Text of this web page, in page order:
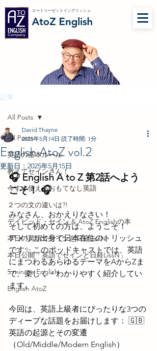
AtoZ English
エートゥーゼットイングリッシュ
記事
All Posts
英語の基本ルール
教えてセインさん！
今すぐ使えるおもてなし英語
２つの文の違いは?!
デイビッド・セイン & AtoZ Englishの本
本日の英語でセインと日経LissN
本日公開「英語でセインと日経LissN」
5 minute English
English AtoZ
All Posts
English AtoZ vol.2
David Thayne
2025年5月14日 読了時間: 1分
更新日： 2025年5月15日
🎧 English A to Z 第2話へよう
こそ！ 🎧
みなさん、おかえりなさい！
そして初めての方は、ようこそ！
アメリカ出身で日本在住のトリッシュ
です✨ このポッドキャストでは、英語
にまつわるあらゆるテーマをAからZま
で、楽しく・わかりやすく紹介してい
ます。
今回は、英語上級者にぴったりな3つの
ディープな話題をお届けします： 🇬🇧
英語の起源とその変遷
（Old/Middle/Modern English）